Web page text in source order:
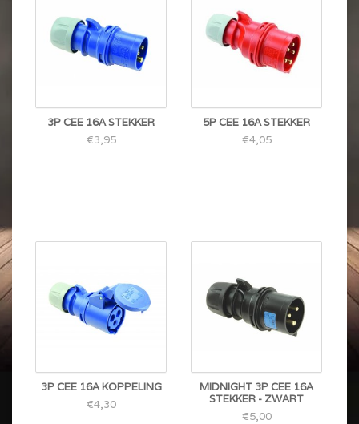
3P CEE 16A STEKKER
€3,95
5P CEE 16A STEKKER
€4,05
3P CEE 16A KOPPELING
€4,30
MIDNIGHT 3P CEE 16A
STEKKER - ZWART
€5,00